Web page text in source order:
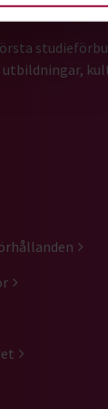
utbildningar,